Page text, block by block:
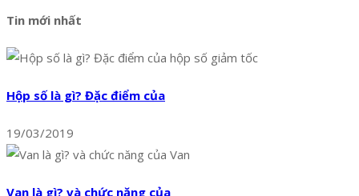
Tin mới nhất
Hộp số là gì? Đặc điểm của
19/03/2019
Van là gì? và chức năng của